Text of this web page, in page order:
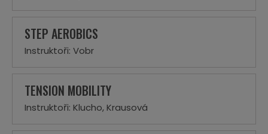
STEP AEROBICS
Instruktoři: Vobr
TENSION MOBILITY
Instruktoři: Klucho, Krausová